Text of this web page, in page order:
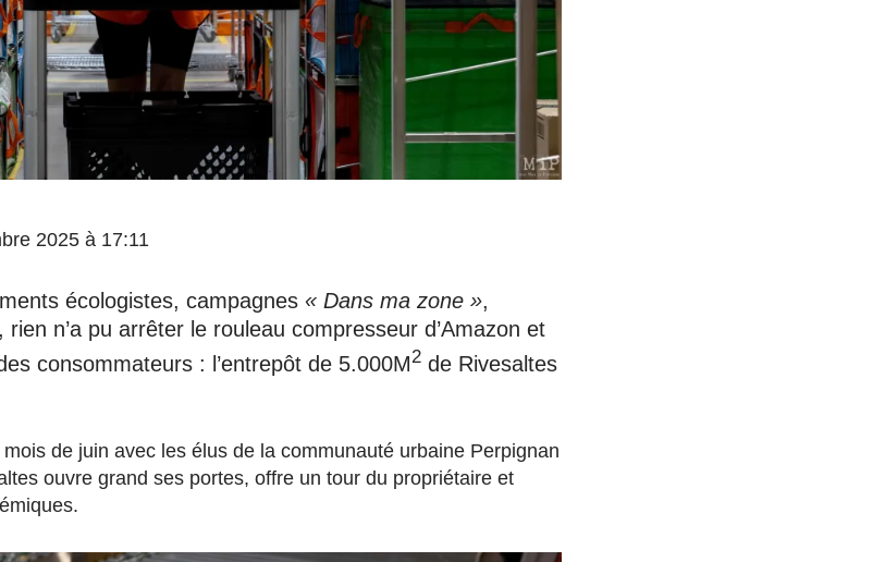
2025 à 17:11
écologistes, campagnes « Dans ma zone »,
n’a pu arrêter le rouleau compresseur d’Amazon et
consommateurs : l’entrepôt de 5.000M2 de Rivesaltes
de juin avec les élus de la communauté urbaine Perpignan
ouvre grand ses portes, offre un tour du propriétaire et